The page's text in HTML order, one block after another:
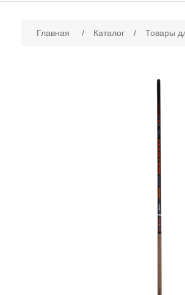
Главная / Каталог / Товары